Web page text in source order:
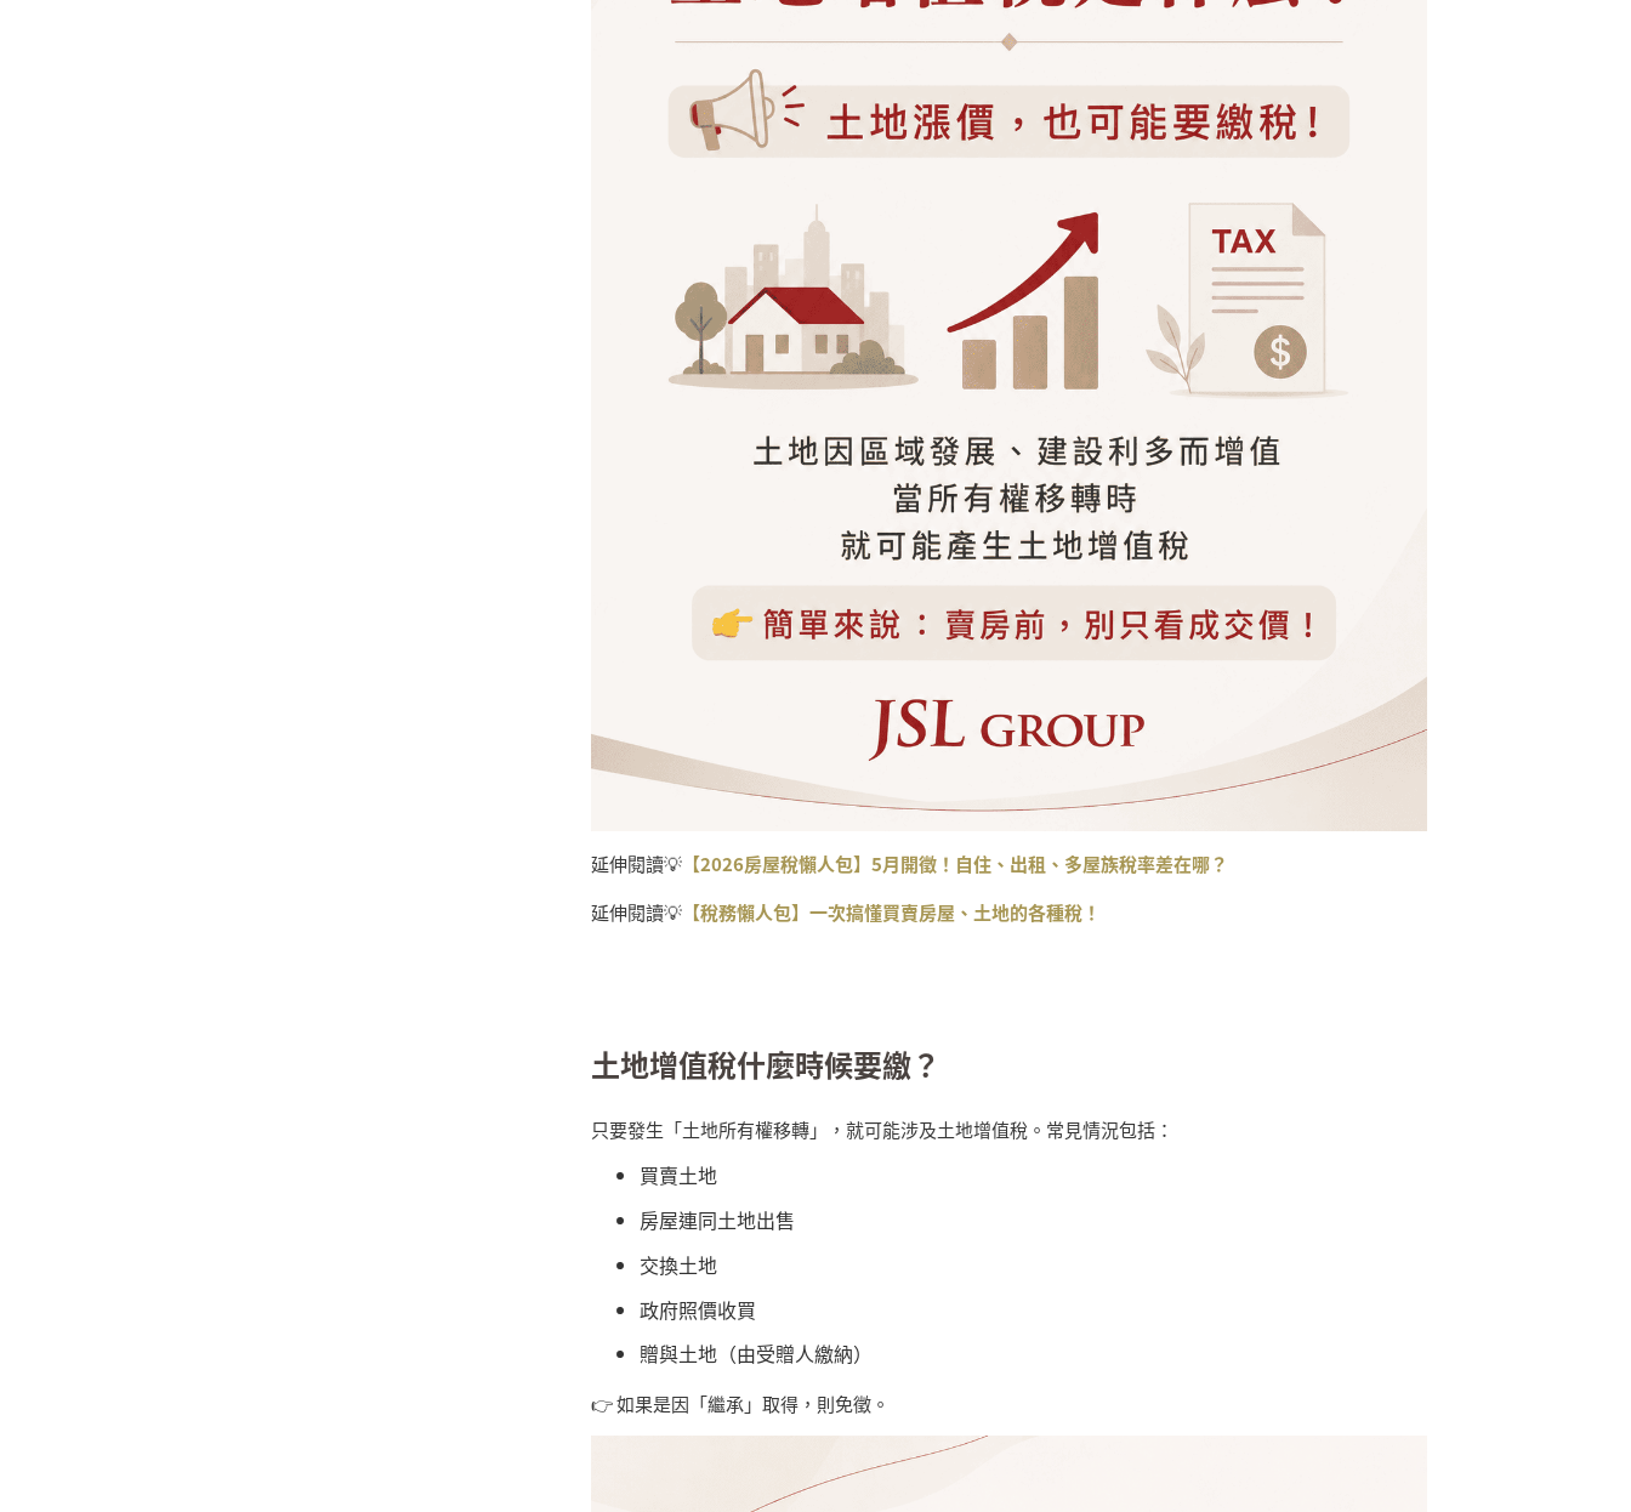
延伸閱讀💡 【2026房屋稅懶人包】5月開徵！自住、出租、多屋族稅率差在哪？
延伸閱讀💡 【稅務懶人包】一次搞懂買賣房屋、土地的各種稅！
土地增值稅什麼時候要繳？
只要發生「土地所有權移轉」，就可能涉及土地增值稅。常見情況包括：
買賣土地
房屋連同土地出售
交換土地
政府照價收買
贈與土地（由受贈人繳納）
👉如果是因「繼承」取得，則免徵。